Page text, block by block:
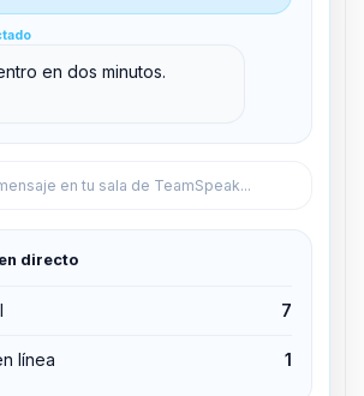
en dos minutos.
en tu sala de TeamSpeak...
directo
7
línea 1
del canal